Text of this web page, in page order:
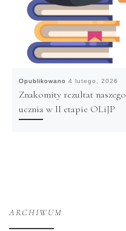
Opublikowano 4 lutego, 2026
Znakomity rezultat naszego
ucznia w II etapie OLiJP
ARCHIWUM